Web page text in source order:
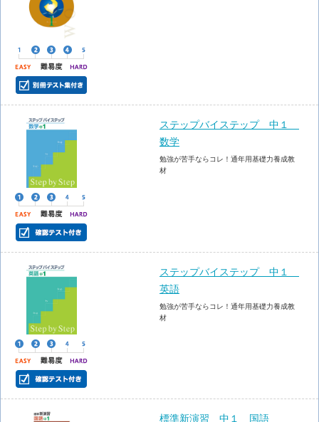
ステップバイステップ 中１
数学
勉強が苦手ならコレ！通年用基礎力養成教
材
ステップバイステップ 中１
英語
勉強が苦手ならコレ！通年用基礎力養成教
材
標準新演習 中１ 国語